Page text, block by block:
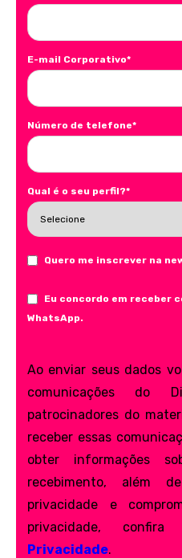
E-mail Corporativo*
Número de telefone*
Qual é o seu perfil?*
Quero me inscrever na
Eu concordo em receber
WhatsApp.
Ao enviar seus dados
comunicações do
patrocinadores do
receber essas
obter informações
recebimento, além
privacidade e
privacidade,
Privacidade.